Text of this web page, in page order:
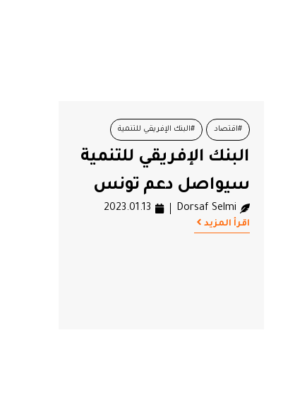
#اقتصاد #البنك الإفريقي للتنمية
#تونس #ميزانية الدولة
البنك الإفريقي للتنمية
سيواصل دعم تونس
Dorsaf Selmi
2023.01.13
اقرأ المزيد